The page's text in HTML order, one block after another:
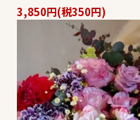
3,850円(税350円)